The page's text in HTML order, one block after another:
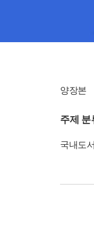
양장본
주제 분
국내도